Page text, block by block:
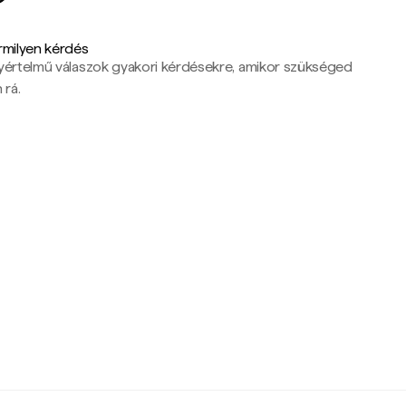
kérdés
válaszok gyakori kérdésekre, amikor szükséged
rá.